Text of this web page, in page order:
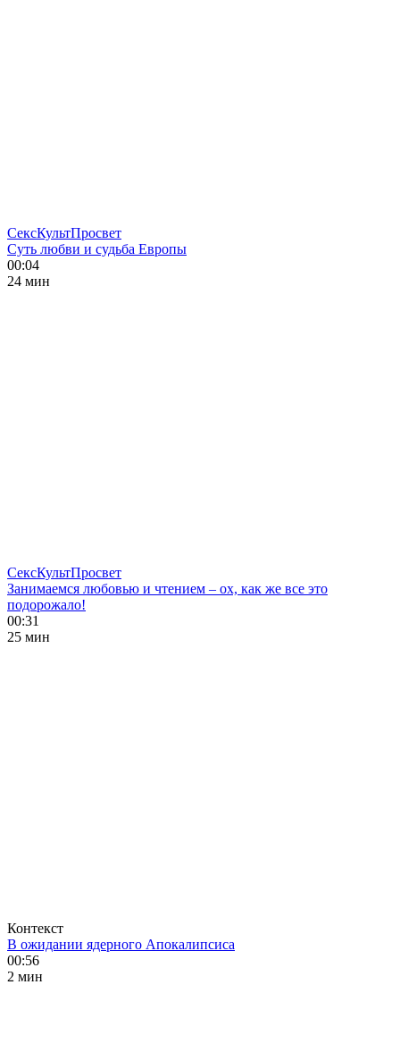
СексКультПросвет
Суть любви и судьба Европы
00:04
24 мин
СексКультПросвет
Занимаемся любовью и чтением – ох, как же все это
подорожало!
00:31
25 мин
Контекст
В ожидании ядерного Апокалипсиса
00:56
2 мин